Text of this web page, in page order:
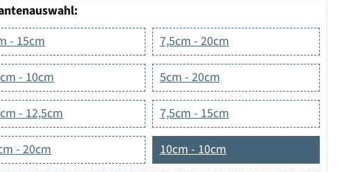
- 15cm
7,5cm - 20cm
- 10cm 5cm - 20cm
- 12,5cm 7,5cm - 15cm
- 20cm 10cm - 10cm